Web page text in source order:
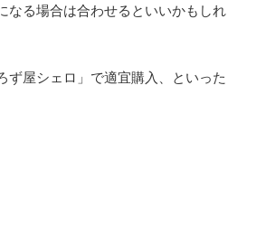
なる場合は合わせるといいかもしれ
屋シェロ」で適宜購入、といった